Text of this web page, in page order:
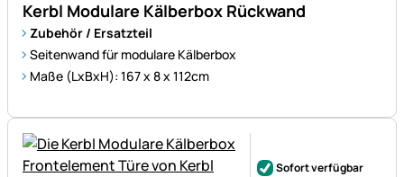
Kerbl Modulare Kälberbox Rückwand
Zubehör / Ersatzteil
Seitenwand für modulare Kälberbox
Maße (LxBxH): 167 x 8 x 112cm
Sofort verfügbar